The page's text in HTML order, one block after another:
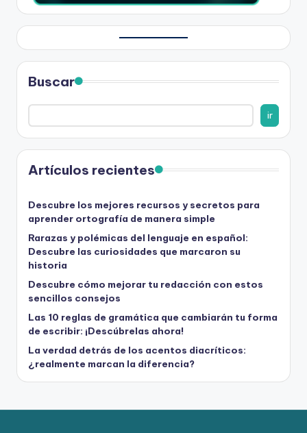
Buscar
ir
Artículos recientes
Descubre los mejores recursos y secretos para
aprender ortografía de manera simple
Rarazas y polémicas del lenguaje en español:
Descubre las curiosidades que marcaron su
historia
Descubre cómo mejorar tu redacción con estos
sencillos consejos
Las 10 reglas de gramática que cambiarán tu forma
de escribir: ¡Descúbrelas ahora!
La verdad detrás de los acentos diacríticos:
¿realmente marcan la diferencia?